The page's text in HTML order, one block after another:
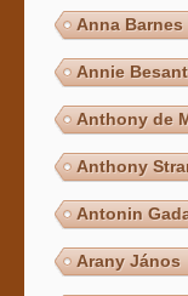
Anna Barnes
Annie Besant
Anthony de
Anthony
Antonin
Arany János